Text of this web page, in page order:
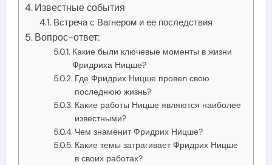
Известные события
Встреча с Вагнером и ее последствия
Вопрос-ответ:
Какие были ключевые моменты в жизни
Фридриха Ницше?
Где Фридрих Ницше провел свою
последнюю жизнь?
Какие работы Ницше являются наиболее
известными?
Чем знаменит Фридрих Ницше?
Какие темы затрагивает Фридрих Ницше
в своих работах?